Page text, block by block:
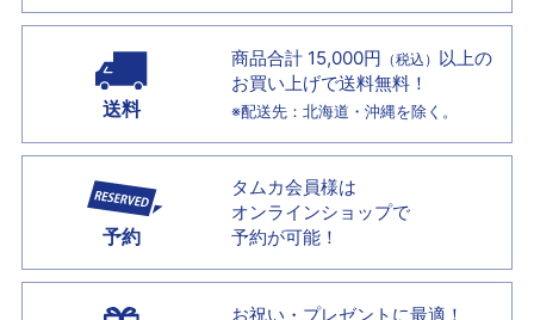
送料
商品合計 15,000円 （税込） 以上の
お買い上げで送料無料！
※配送先：北海道・沖縄を除く。
予約
タムカ会員様は
オンラインショップで
予約が可能！
お祝い・プレゼントに最適！